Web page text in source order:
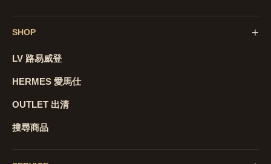
SHOP +
LV 路易威登
HERMES 愛馬仕
OUTLET 出清
搜尋商品